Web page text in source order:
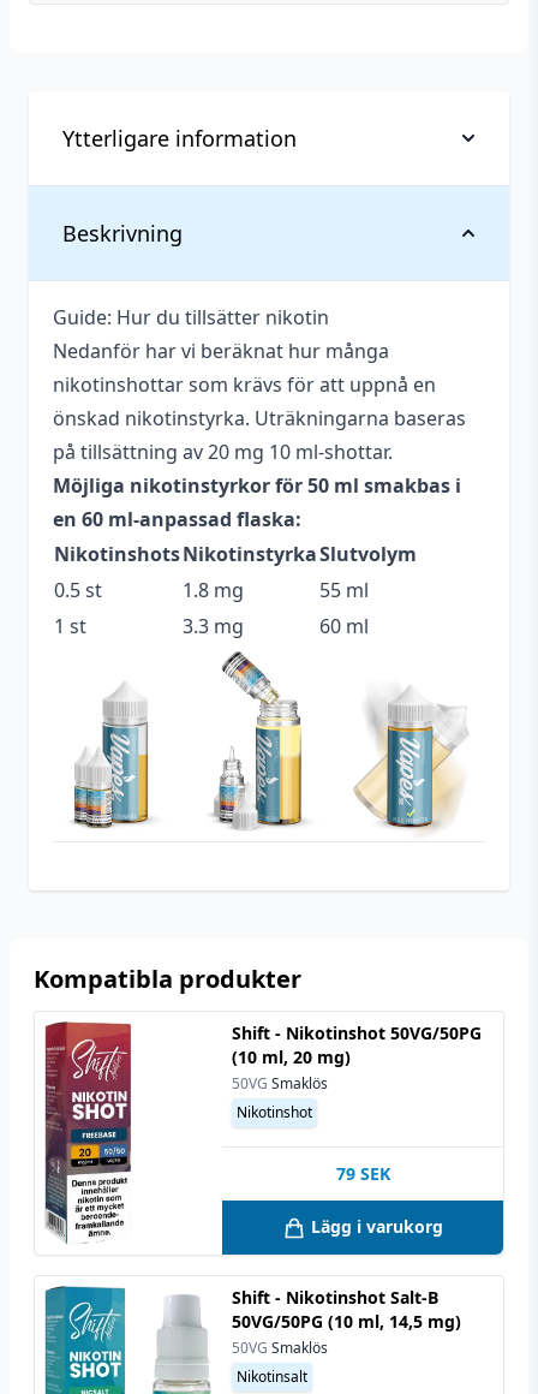
Beskrivning
Guide: Hur du tillsätter nikotin
Nedanför har vi beräknat hur många
nikotinshottar som krävs för att uppnå en
önskad nikotinstyrka. Uträkningarna baseras
på tillsättning av 20 mg 10 ml-shottar.
Möjliga nikotinstyrkor för 50 ml smakbas i
en 60 ml-anpassad flaska:
NikotinshotsNikotinstyrkaSlutvolym
0.5 st
1.8 mg
55 ml
1 st
3.3 mg 60 ml
Ytterligare information
Vikt
Anpassad för
nikotinstyrka
Antal ml
50 ml
Beskrivande
Godis,Söt
Blandning
70VG / 30PG
Flaskstorlek
60 ml
Innehåller
cooling
Nej
Serie
Candy King Bubblegum
Tillverkare
Drip More
Tillverkningsland
USA
Typ
Shortfill
Utrymme för
10 ml (1 st)
Smakprofil
Bubbelgum
Tuggummi
Kompatibla produkter
Shift - Nikotinshot 50VG/50PG
(10 ml, 20 mg)
50VG Smaklös
Nikotinshot
79 SEK
Lägg i varukorg
Shift - Nikotinshot Salt-B
50VG/50PG (10 ml, 14,5 mg)
50VG Smaklös
Nikotinsalt